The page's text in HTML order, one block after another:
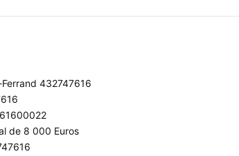
432747616
de 8 000 Euros